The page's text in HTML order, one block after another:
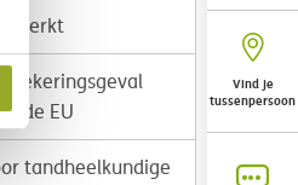
Vind je
tussenpersoon
de EU
tandheelkundige